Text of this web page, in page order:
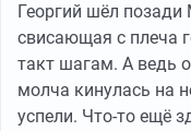
Георгий шёл
свисающая с плеча
такт шагам. А ведь
молча кинулась на
успели. Что-то ещё